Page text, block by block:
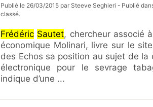
Publié le 26/03/2015 par Steeve Seghieri - Publié
classé.
Frédéric Sautet, chercheur associé
économique Molinari, livre sur le
des Echos sa position au sujet de la
électronique pour le sevrage
indique d’une ...